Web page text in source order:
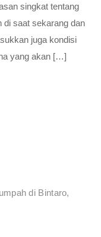
singkat tentang
di saat sekarang dan
juga kondisi
yang akan […]
di Bintaro,